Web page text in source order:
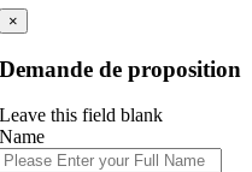
×
Demande de proposition
Leave this field blank
Name